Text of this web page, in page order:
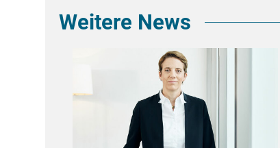
Weitere News